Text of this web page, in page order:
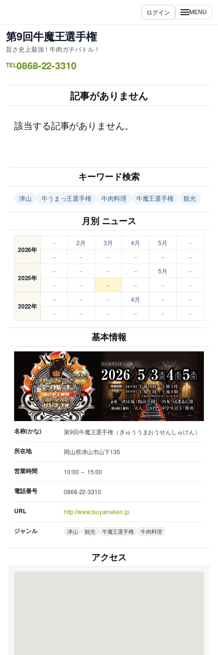
を
ス
キ
ッ
ログイン MENU
第9回牛魔王選手権
旨さ史上最強！牛肉ガチバトル！
TEL0868-22-3310
記事がありません
該当する記事がありません。
キーワード検索
津山 牛うまっ王選手権 牛肉料理 牛魔王選手権 観光
月別 ニュース
2026年
– 2月 3月 4月 5月
–
–
– – – – –
2025年
– – – – 5月
–
–
– – – – –
2022年
– – – 4月 –
–
–
– – – – –
基本情報
名称(かな) 第9回牛魔王選手権（ぎゅううまおうせんしゅけん）
所在地 岡山県津山市山下135
営業時間 10:00 ～ 15:00
電話番号 0868-22-3310
URL http://www.tsuyamakan.jp
ジャンル 津山 観光 牛魔王選手権 牛肉料理
アクセス